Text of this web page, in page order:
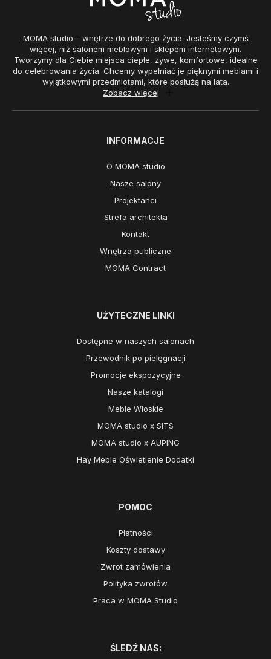
MOMA studio – wnętrze do dobrego życia. Jesteśmy czymś
więcej, niż salonem meblowym i sklepem internetowym.
Tworzymy dla Ciebie miejsca ciepłe, żywe, komfortowe, idealne
do celebrowania życia. Chcemy wypełniać je pięknymi meblami i
wyjątkowymi przedmiotami, które posłużą na lata.
Zobacz więcej
INFORMACJE
O MOMA studio
Nasze salony
Projektanci
Strefa architekta
Kontakt
Wnętrza publiczne
MOMA Contract
UŻYTECZNE LINKI
Dostępne w naszych salonach
Przewodnik po pielęgnacji
Promocje ekspozycyjne
Nasze katalogi
Meble Włoskie
MOMA studio x SITS
MOMA studio x AUPING
Hay Meble Oświetlenie Dodatki
POMOC
Płatności
Koszty dostawy
Zwrot zamówienia
Polityka zwrotów
Praca w MOMA Studio
ŚLEDŹ NAS: